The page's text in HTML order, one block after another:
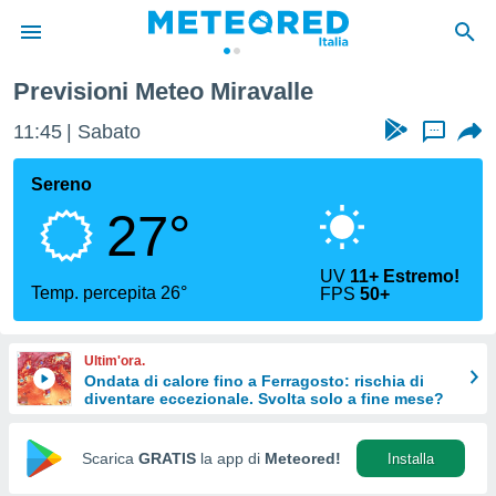
di
per
le
di
Web
Previsioni Meteo Miravalle
11:45 Sabato ...
Sereno
27°
Temp. percepita 26°
UV 11+ Estremo!
FPS50+
Ultim'ora.
Ondata di calore fino a Ferragosto: rischia di
diventare eccezionale. Svolta solo a fine mese?
Scarica GRATIS la app di Meteored! Installa